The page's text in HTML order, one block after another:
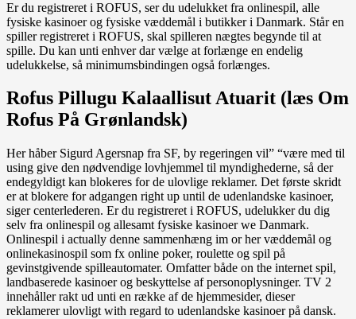
Er du registreret i ROFUS, ser du udelukket fra onlinespil, alle
fysiske kasinoer og fysiske væddemål i butikker i Danmark. Står en
spiller registreret i ROFUS, skal spilleren nægtes begynde til at
spille. Du kan unti enhver dar vælge at forlænge en endelig
udelukkelse, så minimumsbindingen også forlænges.
Rofus Pillugu Kalaallisut Atuarit (læs Om
Rofus På Grønlandsk)
Her håber Sigurd Agersnap fra SF, by regeringen vil” “være med til
using give den nødvendige lovhjemmel til myndighederne, så der
endegyldigt kan blokeres for de ulovlige reklamer. Det første skridt
er at blokere for adgangen right up until de udenlandske kasinoer,
siger centerlederen. Er du registreret i ROFUS, udelukker du dig
selv fra onlinespil og allesamt fysiske kasinoer we Danmark.
Onlinespil i actually denne sammenhæng im or her væddemål og
onlinekasinospil som fx online poker, roulette og spil på
gevinstgivende spilleautomater. Omfatter både on the internet spil,
landbaserede kasinoer og beskyttelse af personoplysninger. TV 2
innehåller rakt ud unti en række af de hjemmesider, dieser
reklamerer ulovligt with regard to udenlandske kasinoer på dansk.